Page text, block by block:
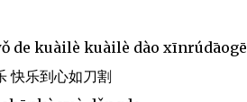
de kuàilè kuàilè dào xīnrúdāogē
快乐到心如刀割